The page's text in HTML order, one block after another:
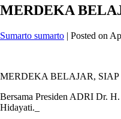
MERDEKA
Sumarto sumarto | Posted on
MERDEKA BELAJAR,
Bersama Presiden ADRI Dr.
Hidayati._